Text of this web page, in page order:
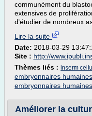
communément du
extensives de
d'étudier de nombreux
Lire la suite
Date: 2018-03-29
Site : http://
Thèmes liés : inserm
embryonnaires humaines
embryonnaires humaines
Améliorer la